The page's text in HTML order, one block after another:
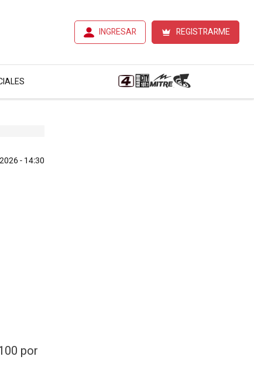
INGRESAR REGISTRARME
- 14:30
por